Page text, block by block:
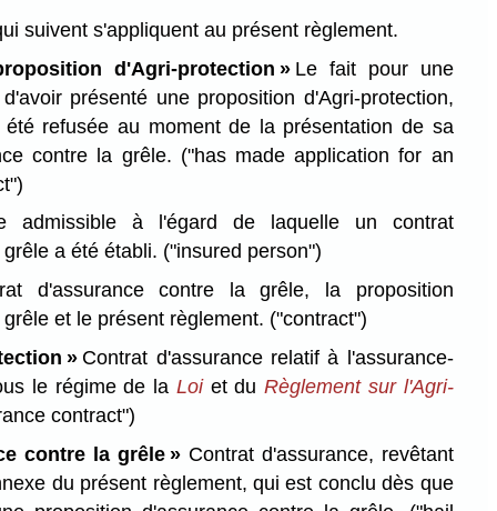
suivent s'appliquent au présent règlement.
d'Agri-protection »Le fait pour une
présenté une proposition d'Agri-protection,
refusée au moment de la présentation de sa
contre la grêle. ("has made application for an
admissible à l'égard de laquelle un contrat
a été établi. ("insured person")
d'assurance contre la grêle, la proposition
et le présent règlement. ("contract")
» Contrat d'assurance relatif à l'assurance-
le régime de la Loiet duRèglement sur l'Agri-
contract")
contre la grêle »Contrat d'assurance, revêtant
du présent règlement, qui est conclu dès que